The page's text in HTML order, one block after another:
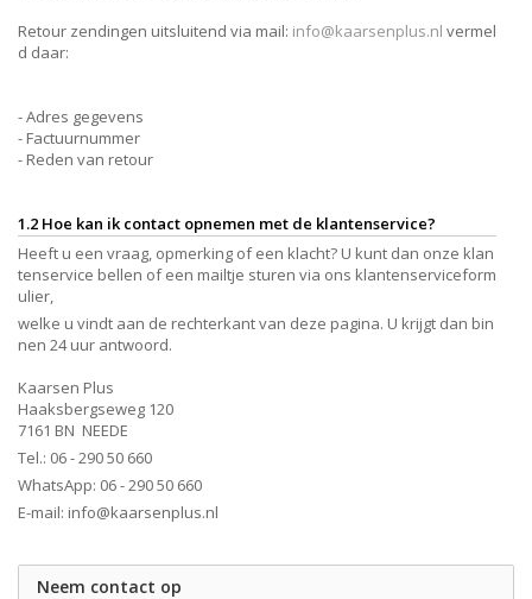
Retour zendingen uitsluitend via mail: info@kaarsenplus.nl vermel
d daar:
- Adres gegevens
- Factuurnummer
- Reden van retour
1.2 Hoe kan ik contact opnemen met de klantenservice?
Heeft u een vraag, opmerking of een klacht? U kunt dan onze klan
tenservice bellen of een mailtje sturen via ons klantenserviceform
ulier,
welke u vindt aan de rechterkant van deze pagina. U krijgt dan bin
nen 24 uur antwoord.
Kaarsen Plus
Haaksbergseweg 120
7161 BN NEEDE
Tel.: 06 - 290 50 660
WhatsApp: 06 - 290 50 660
E-mail: info@kaarsenplus.nl
Neem contact op